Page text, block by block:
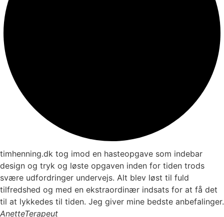
timhenning.dk tog imod en hasteopgave som indebar
design og tryk og løste opgaven inden for tiden trods
svære udfordringer undervejs. Alt blev løst til fuld
tilfredshed og med en ekstraordinær indsats for at få det
til at lykkedes til tiden. Jeg giver mine bedste anbefalinger.
AnetteTerapeut